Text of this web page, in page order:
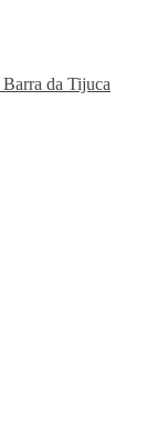
da Tijuca